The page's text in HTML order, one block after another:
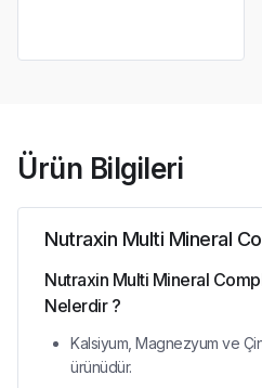
Ürün Bilgileri
Nutraxin Multi Mineral
Nutraxin Multi Mineral
Nelerdir ?
Kalsiyum, Magnezyum ve
ürünüdür.